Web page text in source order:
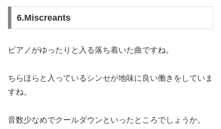
6.Miscreants
ピアノがゆったりと入る落ち着いた曲ですね。
ちらほらと入っているシンセが地味に良い働きをしていま
すね。
音数少なめでクールダウンといったところでしょうか。